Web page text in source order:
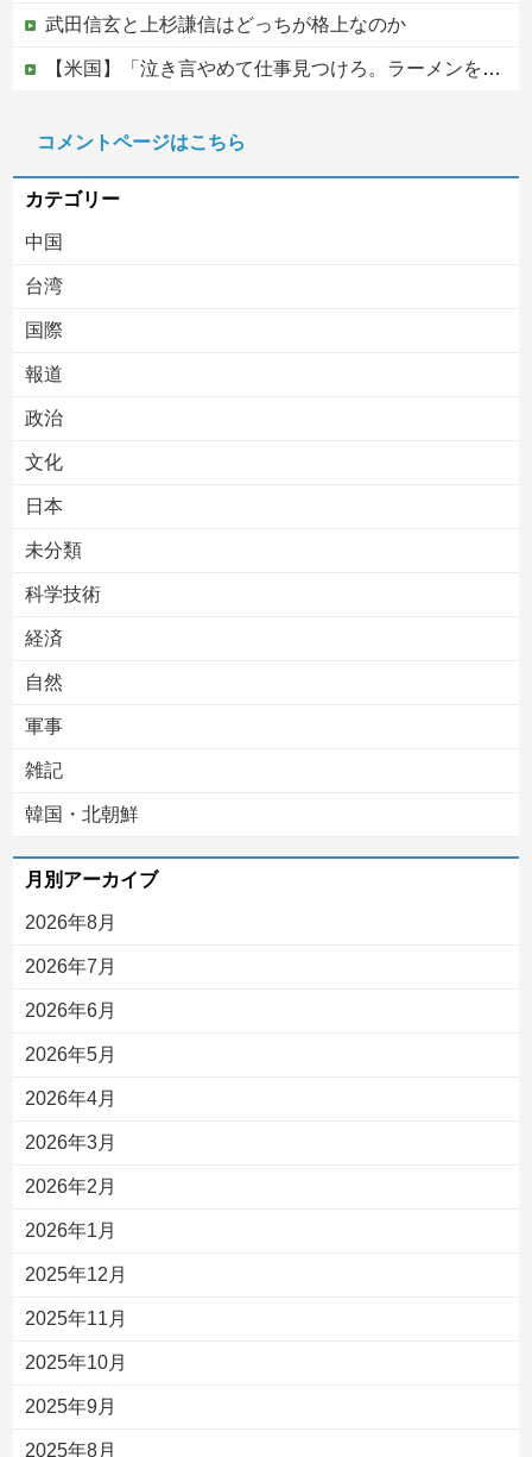
武田信玄と上杉謙信はどっちが格上なのか
【米国】「泣き言やめて仕事見つけろ。ラーメンを食え」議員らの投稿にバンス氏が猛反発…ブリトーの価格めぐる議論、共和党の内戦に発展
【疑問】ほんまに！？被災者には10万円貸付...
コメントページはこちら
カテゴリー
中国
台湾
国際
報道
政治
文化
日本
未分類
科学技術
経済
自然
軍事
雑記
韓国・北朝鮮
月別アーカイブ
2026年8月
2026年7月
2026年6月
2026年5月
2026年4月
2026年3月
2026年2月
2026年1月
2025年12月
2025年11月
2025年10月
2025年9月
2025年8月